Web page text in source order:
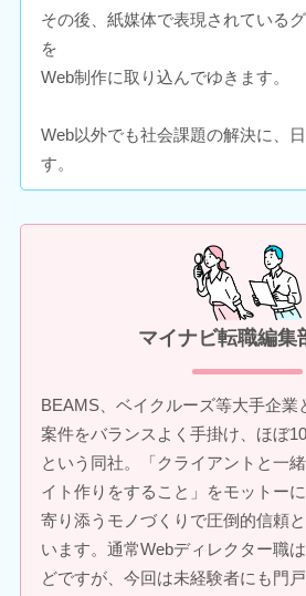
その後、紙媒体で表現されている
を
Web制作に取り込んでゆきます。
Web以外でも社会課題の解決に、
す。
マイナビ転職編集
BEAMS、ベイクルーズ等大手企業
案件をバランスよく手掛け、ほぼ
という同社。「クライアントと一
イト作りをすること」をモットー
寄り添うモノづくりで圧倒的信頼
います。通常Webディレクター職
どですが、今回は未経験者にも門